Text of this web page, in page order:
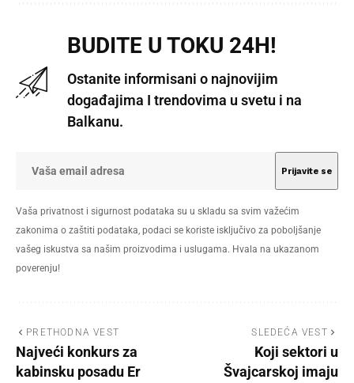
BUDITE U TOKU 24H!
Ostanite informisani o najnovijim
događajima I trendovima u svetu i na
Balkanu.
Vaša privatnost i sigurnost podataka su u skladu sa svim važećim
zakonima o zaštiti podataka, podaci se koriste isključivo za poboljšanje
vašeg iskustva sa našim proizvodima i uslugama. Hvala na ukazanom
poverenju!
PRETHODNA VEST
Najveći konkurs za
kabinsku posadu Er
SLEDEĆA VEST
Koji sektori u
Švajcarskoj imaju